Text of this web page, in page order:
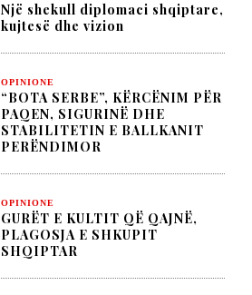
Një shekull diplomaci shqiptare,
kujtesë dhe vizion
OPINIONE
“BOTA SERBE”, KËRCËNIM PËR
PAQEN, SIGURINË DHE
STABILITETIN E BALLKANIT
PERËNDIMOR
OPINIONE
GURËT E KULTIT QË QAJNË,
PLAGOSJA E SHKUPIT
SHQIPTAR